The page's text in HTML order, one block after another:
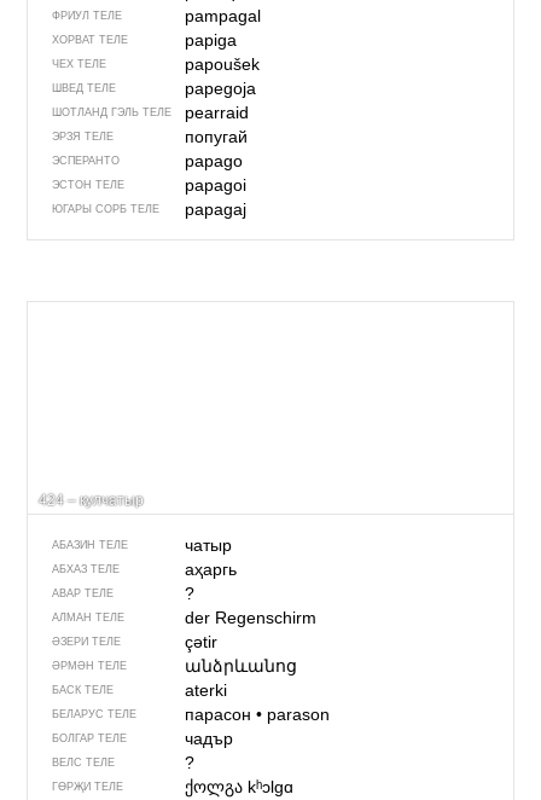
ФРИУЛ ТЕЛЕ pampagal
ХОРВАТ ТЕЛЕ papiga
ЧЕХ ТЕЛЕ papoušek
ШВЕД ТЕЛЕ papegoja
ШОТЛАНД ГЭЛЬ ТЕЛЕ pearraid
ЭРЗЯ ТЕЛЕ попугай
ЭСПЕРАНТО papago
ЭСТОН ТЕЛЕ papagoi
ЮГАРЫ СОРБ ТЕЛЕ papagaj
424 – кулчатыр
АБАЗИН ТЕЛЕ чатыр
АБХАЗ ТЕЛЕ аҳаргь
АВАР ТЕЛЕ ?
АЛМАН ТЕЛЕ der Regenschirm
ӘЗЕРИ ТЕЛЕ çətir
ӘРМӘН ТЕЛЕ անձրևանոց
БАСК ТЕЛЕ aterki
БЕЛАРУС ТЕЛЕ парасон• parason
БОЛГАР ТЕЛЕ чадър
ВЕЛС ТЕЛЕ ?
ГӨРҖИ ТЕЛЕ ქოლგა kʰɔlgɑ